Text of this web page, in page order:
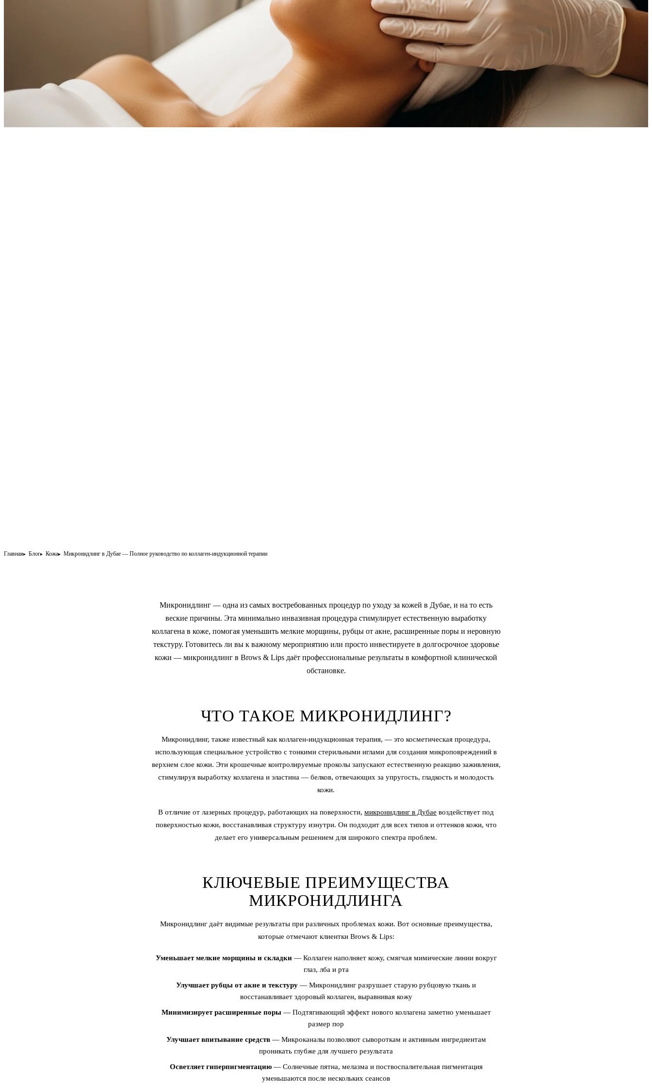
Главная Блог Кожа Микронидлинг в Дубае — Полное руководство по коллаген-индукционной терапии
Микронидлинг — одна из самых востребованных процедур по уходу за кожей в Дубае, и на то есть
веские причины. Эта минимально инвазивная процедура стимулирует естественную выработку
коллагена в коже, помогая уменьшить мелкие морщины, рубцы от акне, расширенные поры и неровную
текстуру. Готовитесь ли вы к важному мероприятию или просто инвестируете в долгосрочное здоровье
кожи — микронидлинг в Brows & Lips даёт профессиональные результаты в комфортной клинической
обстановке.
ЧТО ТАКОЕ МИКРОНИДЛИНГ?
Микронидлинг, также известный как коллаген-индукционная терапия, — это косметическая процедура,
использующая специальное устройство с тонкими стерильными иглами для создания микроповреждений в
верхнем слое кожи. Эти крошечные контролируемые проколы запускают естественную реакцию заживления,
стимулируя выработку коллагена и эластина — белков, отвечающих за упругость, гладкость и молодость
кожи.
В отличие от лазерных процедур, работающих на поверхности, микронидлинг в Дубае воздействует под
поверхностью кожи, восстанавливая структуру изнутри. Он подходит для всех типов и оттенков кожи, что
делает его универсальным решением для широкого спектра проблем.
КЛЮЧЕВЫЕ ПРЕИМУЩЕСТВА
МИКРОНИДЛИНГА
Микронидлинг даёт видимые результаты при различных проблемах кожи. Вот основные преимущества,
которые отмечают клиентки Brows & Lips:
Уменьшает мелкие морщины и складки— Коллаген наполняет кожу, смягчая мимические линии вокруг
глаз, лба и рта
Улучшает рубцы от акне и текстуру — Микронидлинг разрушает старую рубцовую ткань и
восстанавливает здоровый коллаген, выравнивая кожу
Минимизирует расширенные поры— Подтягивающий эффект нового коллагена заметно уменьшает
размер пор
Улучшает впитывание средств— Микроканалы позволяют сывороткам и активным ингредиентам
проникать глубже для лучшего результата
Осветляет гиперпигментацию— Солнечные пятна, мелазма и поствоспалительная пигментация
уменьшаются после нескольких сеансов